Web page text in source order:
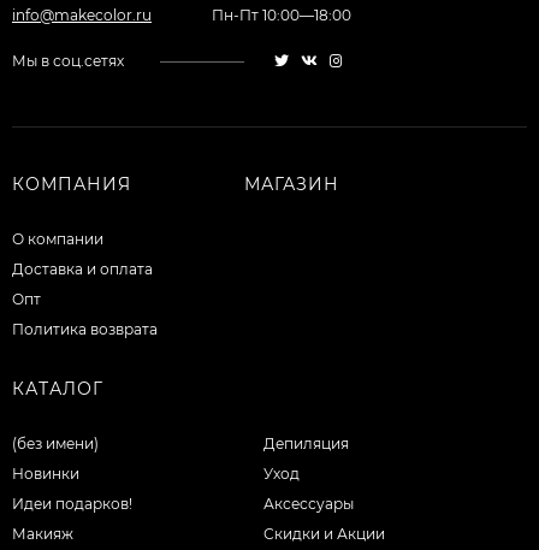
info@makecolor.ru Пн-Пт 10:00—18:00
Мы в соц.сетях
КОМПАНИЯ
О компании
Доставка и оплата
Опт
Политика возврата
МАГАЗИН
КАТАЛОГ
(без имени)
Новинки
Идеи подарков!
Макияж
Депиляция
Уход
Аксессуары
Скидки и Акции